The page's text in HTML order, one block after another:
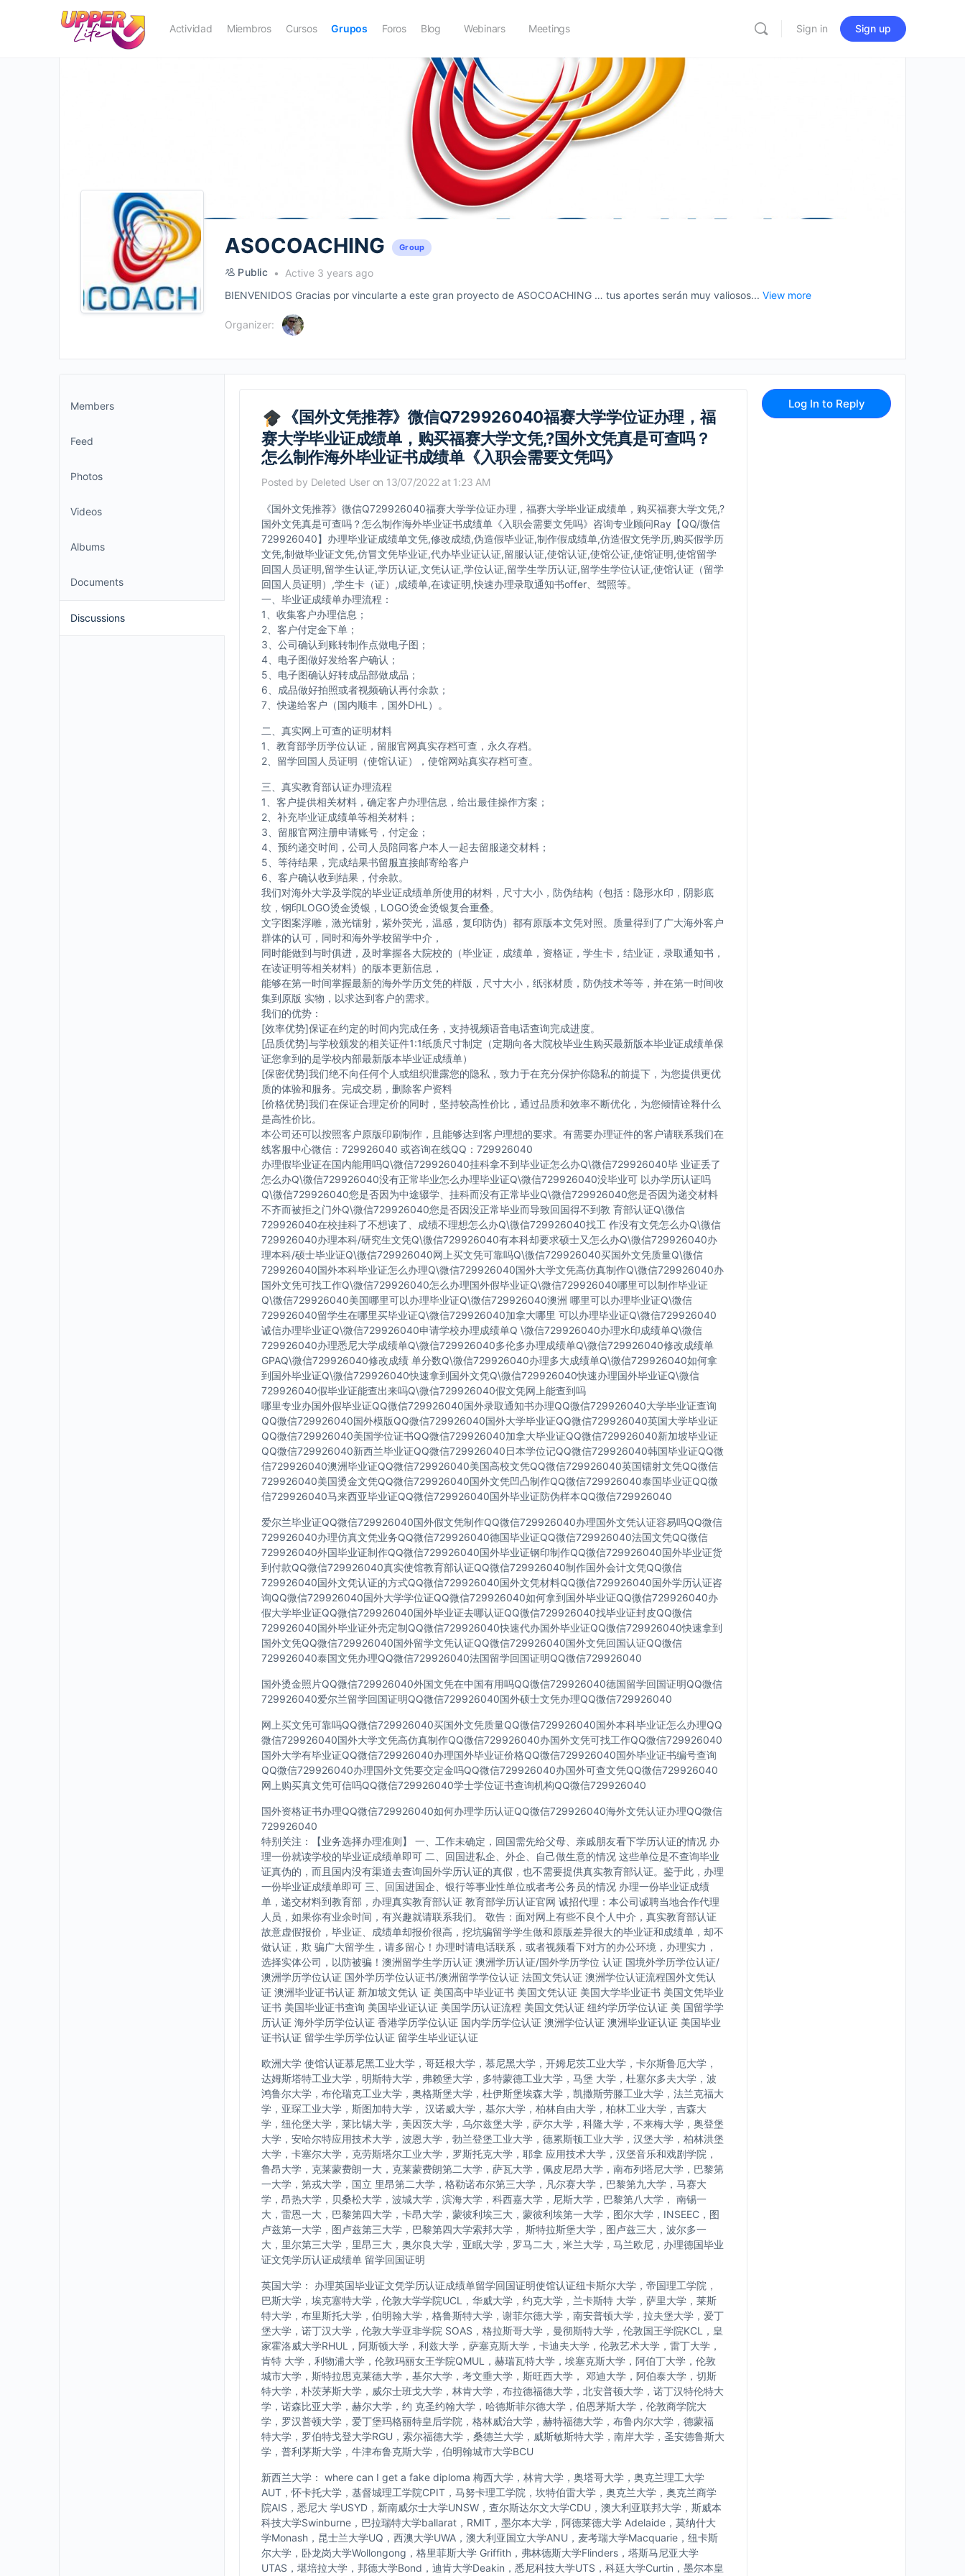
Actividad Miembros Cursos Grupos Foros Blog Webinars Meetings Sign in Sign up
ASOCOACHING Group
Public
Active 3 years ago
BIENVENIDOS Gracias por vincularte a este gran proyecto de ASOCOACHING … tus aportes serán muy valiosos... View more
Organizer:
Members
Feed
Photos
Videos
Albums
Documents
Discussions
《国外文凭推荐》微信Q729926040福赛大学学位证办理，福
赛大学毕业证成绩单，购买福赛大学文凭,?国外文凭真是可查吗？
怎么制作海外毕业证书成绩单《入职会需要文凭吗》
Posted by Deleted User on 13/07/2022 at 1:23 AM
《国外文凭推荐》微信Q729926040福赛大学学位证办理，福赛大学毕业证成绩单，购买福赛大学文凭,?
国外文凭真是可查吗？怎么制作海外毕业证书成绩单《入职会需要文凭吗》咨询专业顾问Ray【QQ/微信
729926040】办理毕业证成绩单文凭,修改成绩,伪造假毕业证,制作假成绩单,仿造假文凭学历,购买假学历
文凭,制做毕业证文凭,仿冒文凭毕业证,代办毕业证认证,留服认证,使馆认证,使馆公证,使馆证明,使馆留学
回国人员证明,留学生认证,学历认证,文凭认证,学位认证,留学生学历认证,留学生学位认证,使馆认证（留学
回国人员证明）,学生卡（证）,成绩单,在读证明,快速办理录取通知书offer、驾照等。
一、毕业证成绩单办理流程：
1、收集客户办理信息；
2、客户付定金下单；
3、公司确认到账转制作点做电子图；
4、电子图做好发给客户确认；
5、电子图确认好转成品部做成品；
6、成品做好拍照或者视频确认再付余款；
7、快递给客户（国内顺丰，国外DHL）。
二、真实网上可查的证明材料
1、教育部学历学位认证，留服官网真实存档可查，永久存档。
2、留学回国人员证明（使馆认证），使馆网站真实存档可查。
三、真实教育部认证办理流程
1、客户提供相关材料，确定客户办理信息，给出最佳操作方案；
2、补充毕业证成绩单等相关材料；
3、留服官网注册申请账号，付定金；
4、预约递交时间，公司人员陪同客户本人一起去留服递交材料；
5、等待结果，完成结果书留服直接邮寄给客户
6、客户确认收到结果，付余款。
我们对海外大学及学院的毕业证成绩单所使用的材料，尺寸大小，防伪结构（包括：隐形水印，阴影底
纹，钢印LOGO烫金烫银，LOGO烫金烫银复合重叠。
文字图案浮雕，激光镭射，紫外荧光，温感，复印防伪）都有原版本文凭对照。质量得到了广大海外客户
群体的认可，同时和海外学校留学中介，
同时能做到与时俱进，及时掌握各大院校的（毕业证，成绩单，资格证，学生卡，结业证，录取通知书，
在读证明等相关材料）的版本更新信息，
能够在第一时间掌握最新的海外学历文凭的样版，尺寸大小，纸张材质，防伪技术等等，并在第一时间收
集到原版 实物，以求达到客户的需求。
我们的优势：
[效率优势]保证在约定的时间内完成任务，支持视频语音电话查询完成进度。
[品质优势]与学校颁发的相关证件1:1纸质尺寸制定（定期向各大院校毕业生购买最新版本毕业证成绩单保
证您拿到的是学校内部最新版本毕业证成绩单）
[保密优势]我们绝不向任何个人或组织泄露您的隐私，致力于在充分保护你隐私的前提下，为您提供更优
质的体验和服务。完成交易，删除客户资料
[价格优势]我们在保证合理定价的同时，坚持较高性价比，通过品质和效率不断优化，为您倾情诠释什么
是高性价比。
本公司还可以按照客户原版印刷制作，且能够达到客户理想的要求。有需要办理证件的客户请联系我们在
线客服中心微信：729926040 或咨询在线QQ：729926040
办理假毕业证在国内能用吗Q\微信729926040挂科拿不到毕业证怎么办Q\微信729926040毕 业证丢了
怎么办Q\微信729926040没有正常毕业怎么办理毕业证Q\微信729926040没毕业可 以办学历认证吗
Q\微信729926040您是否因为中途辍学、挂科而没有正常毕业Q\微信729926040您是否因为递交材料
不齐而被拒之门外Q\微信729926040您是否因没正常毕业而导致回国得不到教 育部认证Q\微信
729926040在校挂科了不想读了、成绩不理想怎么办Q\微信729926040找工 作没有文凭怎么办Q\微信
729926040办理本科/研究生文凭Q\微信729926040有本科却要求硕士又怎么办Q\微信729926040办
理本科/硕士毕业证Q\微信729926040网上买文凭可靠吗Q\微信729926040买国外文凭质量Q\微信
729926040国外本科毕业证怎么办理Q\微信729926040国外大学文凭高仿真制作Q\微信729926040办
国外文凭可找工作Q\微信729926040怎么办理国外假毕业证Q\微信729926040哪里可以制作毕业证
Q\微信729926040美国哪里可以办理毕业证Q\微信729926040澳洲 哪里可以办理毕业证Q\微信
729926040留学生在哪里买毕业证Q\微信729926040加拿大哪里 可以办理毕业证Q\微信729926040
诚信办理毕业证Q\微信729926040申请学校办理成绩单Q \微信729926040办理水印成绩单Q\微信
729926040办理悉尼大学成绩单Q\微信729926040多伦多办理成绩单Q\微信729926040修改成绩单
GPAQ\微信729926040修改成绩 单分数Q\微信729926040办理多大成绩单Q\微信729926040如何拿
到国外毕业证Q\微信729926040快速拿到国外文凭Q\微信729926040快速办理国外毕业证Q\微信
729926040假毕业证能查出来吗Q\微信729926040假文凭网上能查到吗
哪里专业办国外假毕业证QQ微信729926040国外录取通知书办理QQ微信729926040大学毕业证查询
QQ微信729926040国外模版QQ微信729926040国外大学毕业证QQ微信729926040英国大学毕业证
QQ微信729926040美国学位证书QQ微信729926040加拿大毕业证QQ微信729926040新加坡毕业证
QQ微信729926040新西兰毕业证QQ微信729926040日本学位记QQ微信729926040韩国毕业证QQ微
信729926040澳洲毕业证QQ微信729926040美国高校文凭QQ微信729926040英国镭射文凭QQ微信
729926040美国烫金文凭QQ微信729926040国外文凭凹凸制作QQ微信729926040泰国毕业证QQ微
信729926040马来西亚毕业证QQ微信729926040国外毕业证防伪样本QQ微信729926040
爱尔兰毕业证QQ微信729926040国外假文凭制作QQ微信729926040办理国外文凭认证容易吗QQ微信
729926040办理仿真文凭业务QQ微信729926040德国毕业证QQ微信729926040法国文凭QQ微信
729926040外国毕业证制作QQ微信729926040国外毕业证钢印制作QQ微信729926040国外毕业证货
到付款QQ微信729926040真实使馆教育部认证QQ微信729926040制作国外会计文凭QQ微信
729926040国外文凭认证的方式QQ微信729926040国外文凭材料QQ微信729926040国外学历认证咨
询QQ微信729926040国外大学学位证QQ微信729926040如何拿到国外毕业证QQ微信729926040办
假大学毕业证QQ微信729926040国外毕业证去哪认证QQ微信729926040找毕业证封皮QQ微信
729926040国外毕业证外壳定制QQ微信729926040快速代办国外毕业证QQ微信729926040快速拿到
国外文凭QQ微信729926040国外留学文凭认证QQ微信729926040国外文凭回国认证QQ微信
729926040泰国文凭办理QQ微信729926040法国留学回国证明QQ微信729926040
国外烫金照片QQ微信729926040外国文凭在中国有用吗QQ微信729926040德国留学回国证明QQ微信
729926040爱尔兰留学回国证明QQ微信729926040国外硕士文凭办理QQ微信729926040
网上买文凭可靠吗QQ微信729926040买国外文凭质量QQ微信729926040国外本科毕业证怎么办理QQ
微信729926040国外大学文凭高仿真制作QQ微信729926040办国外文凭可找工作QQ微信729926040
国外大学有毕业证QQ微信729926040办理国外毕业证价格QQ微信729926040国外毕业证书编号查询
QQ微信729926040办理国外文凭要交定金吗QQ微信729926040办国外可查文凭QQ微信729926040
网上购买真文凭可信吗QQ微信729926040学士学位证书查询机构QQ微信729926040
国外资格证书办理QQ微信729926040如何办理学历认证QQ微信729926040海外文凭认证办理QQ微信
729926040
特别关注：【业务选择办理准则】 一、工作未确定，回国需先给父母、亲戚朋友看下学历认证的情况 办
理一份就读学校的毕业证成绩单即可 二、回国进私企、外企、自己做生意的情况 这些单位是不查询毕业
证真伪的，而且国内没有渠道去查询国外学历认证的真假，也不需要提供真实教育部认证。鉴于此，办理
一份毕业证成绩单即可 三、回国进国企、银行等事业性单位或者考公务员的情况 办理一份毕业证成绩
单，递交材料到教育部，办理真实教育部认证 教育部学历认证官网 诚招代理：本公司诚聘当地合作代理
人员，如果你有业余时间，有兴趣就请联系我们。 敬告：面对网上有些不良个人中介，真实教育部认证
故意虚假报价，毕业证、成绩单却报价很高，挖坑骗留学学生做和原版差异很大的毕业证和成绩单，却不
做认证，欺 骗广大留学生，请多留心！办理时请电话联系，或者视频看下对方的办公环境，办理实力，
选择实体公司，以防被骗！澳洲留学生学历认证 澳洲学历认证/国外学历学位 认证 国境外学历学位认证/
澳洲学历学位认证 国外学历学位认证书/澳洲留学学位认证 法国文凭认证 澳洲学位认证流程国外文凭认
证 澳洲毕业证书认证 新加坡文凭认 证 美国高中毕业证书 美国文凭认证 美国大学毕业证书 美国文凭毕业
证书 美国毕业证书查询 美国毕业证认证 美国学历认证流程 美国文凭认证 纽约学历学位认证 美 国留学学
历认证 海外学历学位认证 香港学历学位认证 国内学历学位认证 澳洲学位认证 澳洲毕业证认证 美国毕业
证书认证 留学生学历学位认证 留学生毕业证认证
欧洲大学 使馆认证慕尼黑工业大学，哥廷根大学，慕尼黑大学，开姆尼茨工业大学，卡尔斯鲁厄大学，
达姆斯塔特工业大学，明斯特大学，弗赖堡大学，多特蒙德工业大学，马堡 大学，杜塞尔多夫大学，波
鸿鲁尔大学，布伦瑞克工业大学，奥格斯堡大学，杜伊斯堡埃森大学，凯撒斯劳滕工业大学，法兰克福大
学，亚琛工业大学，斯图加特大学， 汉诺威大学，基尔大学，柏林自由大学，柏林工业大学，吉森大
学，纽伦堡大学，莱比锡大学，美因茨大学，乌尔兹堡大学，萨尔大学，科隆大学，不来梅大学，奥登堡
大学，安哈尔特应用技术大学，波恩大学，勃兰登堡工业大学，德累斯顿工业大学，汉堡大学，柏林洪堡
大学，卡塞尔大学，克劳斯塔尔工业大学，罗斯托克大学，耶拿 应用技术大学，汉堡音乐和戏剧学院，
鲁昂大学，克莱蒙费朗一大，克莱蒙费朗第二大学，萨瓦大学，佩皮尼昂大学，南布列塔尼大学，巴黎第
一大学，第戎大学，国立 里昂第二大学，格勒诺布尔第三大学，凡尔赛大学，巴黎第九大学，马赛大
学，昂热大学，贝桑松大学，波城大学，滨海大学，科西嘉大学，尼斯大学，巴黎第八大学， 南锡一
大，雷恩一大，巴黎第四大学，卡昂大学，蒙彼利埃三大，蒙彼利埃第一大学，图尔大学，INSEEC，图
卢兹第一大学，图卢兹第三大学，巴黎第四大学索邦大学， 斯特拉斯堡大学，图卢兹三大，波尔多一
大，里尔第三大学，里昂三大，奥尔良大学，亚眠大学，罗马二大，米兰大学，马兰欧尼，办理德国毕业
证文凭学历认证成绩单 留学回国证明
英国大学： 办理英国毕业证文凭学历认证成绩单留学回国证明使馆认证纽卡斯尔大学，帝国理工学院，
巴斯大学，埃克塞特大学，伦敦大学学院UCL，华威大学，约克大学，兰卡斯特 大学，萨里大学，莱斯
特大学，布里斯托大学，伯明翰大学，格鲁斯特大学，谢菲尔德大学，南安普顿大学，拉夫堡大学，爱丁
堡大学，诺丁汉大学，伦敦大学亚非学院 SOAS，格拉斯哥大学，曼彻斯特大学，伦敦国王学院KCL，皇
家霍洛威大学RHUL，阿斯顿大学，利兹大学，萨塞克斯大学，卡迪夫大学，伦敦艺术大学，雷丁大学，
肯特 大学，利物浦大学，伦敦玛丽女王学院QMUL，赫瑞瓦特大学，埃塞克斯大学，阿伯丁大学，伦敦
城市大学，斯特拉思克莱德大学，基尔大学，考文垂大学，斯旺西大学， 邓迪大学，阿伯泰大学，切斯
特大学，朴茨茅斯大学，威尔士班戈大学，林肯大学，布拉德福德大学，北安普顿大学，诺丁汉特伦特大
学，诺森比亚大学，赫尔大学，约 克圣约翰大学，哈德斯菲尔德大学，伯恩茅斯大学，伦敦商学院大
学，罗汉普顿大学，爱丁堡玛格丽特皇后学院，格林威治大学，赫特福德大学，布鲁内尔大学，德蒙福
特大学，罗伯特戈登大学RGU，索尔福德大学，桑德兰大学，威斯敏斯特大学，南岸大学，圣安德鲁斯大
学，普利茅斯大学，牛津布鲁克斯大学，伯明翰城市大学BCU
新西兰大学： where can I get a fake diploma 梅西大学，林肯大学，奥塔哥大学，奥克兰理工大学
AUT，怀卡托大学，基督城理工学院CPIT，马努卡理工学院，坎特伯雷大学，奥克兰大学，奥克兰商学
院AIS，悉尼大 学USYD，新南威尔士大学UNSW，查尔斯达尔文大学CDU，澳大利亚联邦大学，斯威本
科技大学Swinburne，巴拉瑞特大学ballarat，RMIT，墨尔本大学，阿德莱德大学 Adelaide，莫纳什大
学Monash，昆士兰大学UQ，西澳大学UWA，澳大利亚国立大学ANU，麦考瑞大学Macquarie，纽卡斯
尔大学，卧龙岗大学Wollongong，格里菲斯大学 Griffith，弗林德斯大学Flinders，塔斯马尼亚大学
UTAS，堪培拉大学，邦德大学Bond，迪肯大学Deakin，悉尼科技大学UTS，科廷大学Curtin，墨尔本皇
Log In to Reply